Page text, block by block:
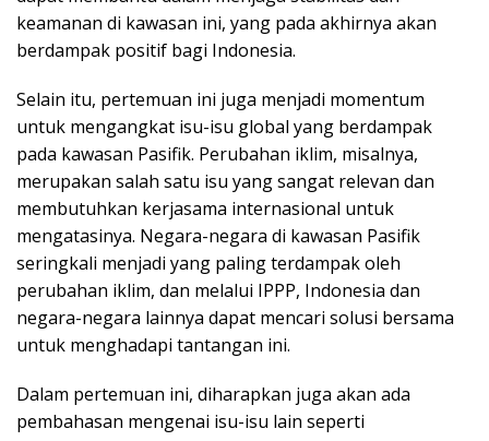
keamanan di kawasan ini, yang pada akhirnya akan
berdampak positif bagi Indonesia.
Selain itu, pertemuan ini juga menjadi momentum
untuk mengangkat isu-isu global yang berdampak
pada kawasan Pasifik. Perubahan iklim, misalnya,
merupakan salah satu isu yang sangat relevan dan
membutuhkan kerjasama internasional untuk
mengatasinya. Negara-negara di kawasan Pasifik
seringkali menjadi yang paling terdampak oleh
perubahan iklim, dan melalui IPPP, Indonesia dan
negara-negara lainnya dapat mencari solusi bersama
untuk menghadapi tantangan ini.
Dalam pertemuan ini, diharapkan juga akan ada
pembahasan mengenai isu-isu lain seperti